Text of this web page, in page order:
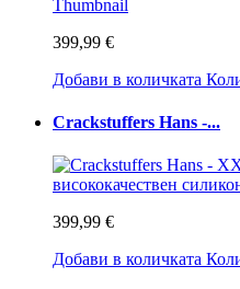
399,99 €
Добави в количката
Crackstuffers Hans -...
399,99 €
Добави в количката